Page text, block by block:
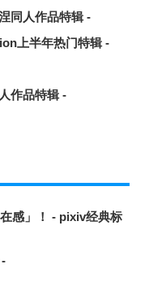
同人作品特辑 -
上半年热门特辑 -
作品特辑 -
感」！ - pixiv经典标